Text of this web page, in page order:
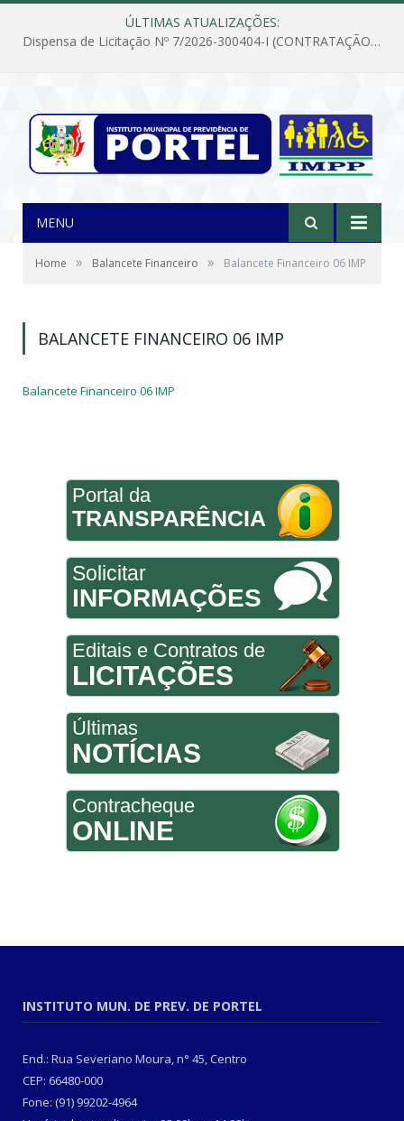
ÚLTIMAS ATUALIZAÇÕES:
Dispensa de Licitação Nº 7/2026-300404-I (CONTRATAÇÃO DE EMPRESA PARA MANUTENÇÃO E REPARAÇÃO DE APARELHOS DE AR CONDICIONADO, EM ATENDIMENTO ÀS NECESSIDADES DO INSTITUTO DE PREVIDÊNCIA MUNICIPAL DE PORTEL/PA)
MENU
Home » Balancete Financeiro » Balancete Financeiro 06 IMP
BALANCETE FINANCEIRO 06 IMP
Balancete Financeiro 06 IMP
Portal da
TRANSPARÊNCIA
Solicitar
INFORMAÇÕES
Editais e Contratos de
LICITAÇÕES
Últimas
NOTÍCIAS
Contracheque
ONLINE
INSTITUTO MUN. DE PREV. DE PORTEL
End.: Rua Severiano Moura, n° 45, Centro
CEP: 66480-000
Fone: (91) 99202-4964